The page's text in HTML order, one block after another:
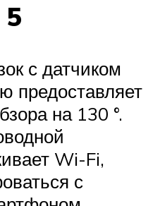
5
с датчиком
предоставляет
на 130 °.
Wi-Fi,
с